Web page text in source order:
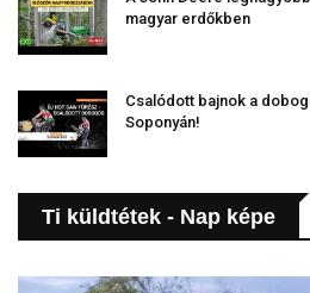
magyar erdőkben
Csalódott bajnok a
Soponyán!
Ti küldtétek - Nap képe